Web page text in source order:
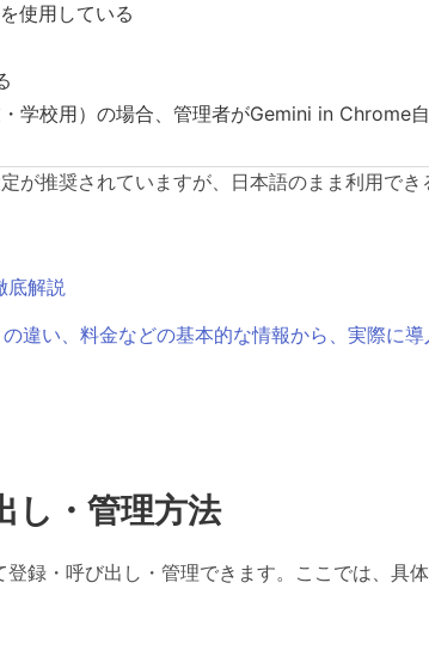
使用している
学校用）の場合、管理者がGemini in Chrome
が推奨されていますが、日本語のまま利用でき
底解説
違い、料金などの基本的な情報から、実際に導
し・管理方法
録・呼び出し・管理できます。ここでは、具